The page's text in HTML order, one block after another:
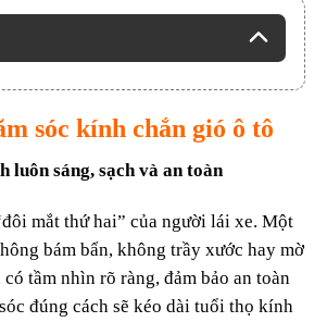
sóc kính chắn gió ô tô
luôn sáng, sạch và an toàn
mắt thứ hai” của người lái xe. Một
bám bẩn, không trầy xước hay mờ
tầm nhìn rõ ràng, đảm bảo an toàn
đúng cách sẽ kéo dài tuổi thọ kính